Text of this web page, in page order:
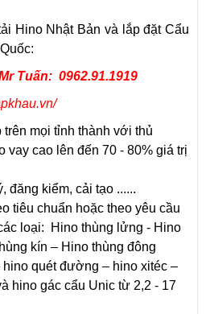
Hino Nhật Bản và lắp đặt Cẩu
Tuấn: 0962.91.1919
mọi tỉnh thành với thủ
vay cao lên đến 70 - 80% giá trị
đăng kiểm, cải tạo ......
tiêu chuẩn hoặc theo yêu cầu
loại:
Hino thùng lửng - Hino
kín – Hino thùng đông
hino quét đường – hino xitéc –
hino gác cẩu Unic từ 2,2 - 17